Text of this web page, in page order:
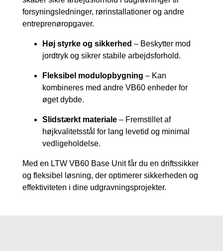
forsyningsledninger, rørinstallationer og andre
entreprenøropgaver.
Høj styrke og sikkerhed – Beskytter mod
jordtryk og sikrer stabile arbejdsforhold.
Fleksibel modulopbygning – Kan
kombineres med andre VB60 enheder for
øget dybde.
Slidstærkt materiale – Fremstillet af
højkvalitetsstål for lang levetid og minimal
vedligeholdelse.
Med en LTW VB60 Base Unit får du en driftssikker
og fleksibel løsning, der optimerer sikkerheden og
effektiviteten i dine udgravningsprojekter.